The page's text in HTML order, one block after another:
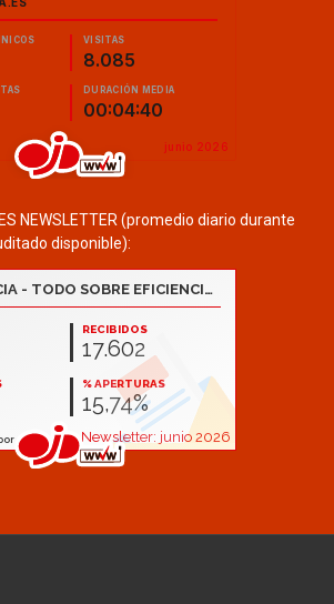
NEWSLETTER (promedio diario durante
disponible):